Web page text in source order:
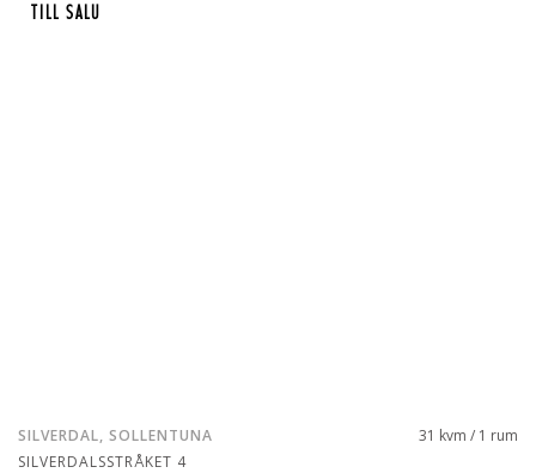
TILL SALU
SILVERDAL, SOLLENTUNA
SILVERDALSSTRÅKET 4
31 kvm / 1 rum